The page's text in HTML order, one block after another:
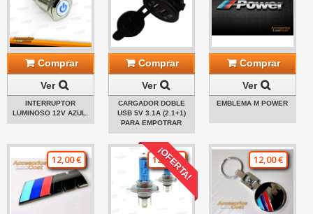
Comprar
Ver
INTERRUPTOR
LUMINOSO 12V AZUL.
Comprar
Ver
CARGADOR DOBLE
USB 5V 3.1A (2.1+1)
PARA EMPOTRAR
Comprar
Ver
EMBLEMA M POWER
12,00 € ¡OFERTA!
12,00 € 12,00 €